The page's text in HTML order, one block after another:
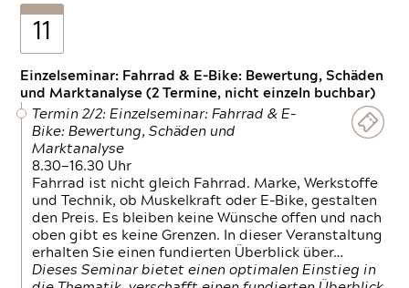
11
Einzelseminar: Fahrrad & E-Bike: Bewertung, Schäden
und Marktanalyse (2 Termine, nicht einzeln buchbar)
Termin 2/2: Einzelseminar: Fahrrad & E-
Bike: Bewertung, Schäden und
Marktanalyse
8.30—16.30 Uhr
Fahrrad ist nicht gleich Fahrrad. Marke, Werkstoffe
und Technik, ob Muskelkraft oder E-Bike, gestalten
den Preis. Es bleiben keine Wünsche offen und nach
oben gibt es keine Grenzen. In dieser Veranstaltung
erhalten Sie einen fundierten Überblick über…
Dieses Seminar bietet einen optimalen Einstieg in